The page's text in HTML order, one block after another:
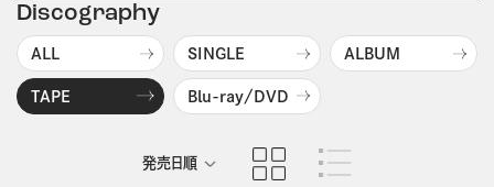
Discography
ALL SINGLE ALBUM
TAPE Blu-ray/DVD
発売日順